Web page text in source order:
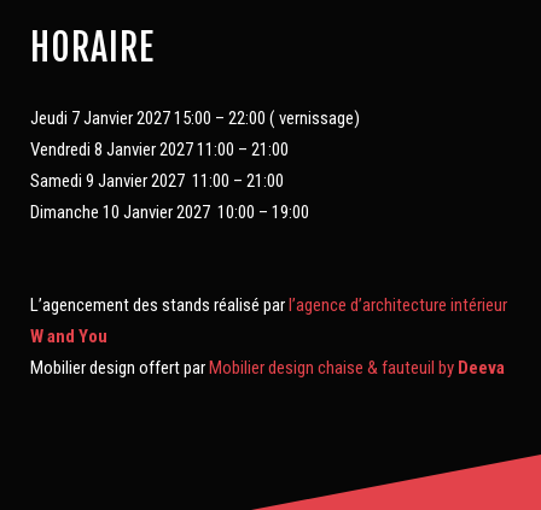
HORAIRE
Jeudi 7 Janvier 2027 15:00 – 22:00 ( vernissage)
Vendredi 8 Janvier 2027 11:00 – 21:00
Samedi 9 Janvier 2027 11:00 – 21:00
Dimanche 10 Janvier 2027 10:00 – 19:00
L’agencement des stands réalisé parl’agence d’architecture intérieur
W and You
Mobilier design offert parMobilier design chaise & fauteuil by Deeva